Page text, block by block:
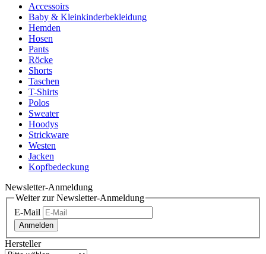
Accessoirs
Baby & Kleinkinderbekleidung
Hemden
Hosen
Pants
Röcke
Shorts
Taschen
T-Shirts
Polos
Sweater
Hoodys
Strickware
Westen
Jacken
Kopfbedeckung
Newsletter-Anmeldung
Weiter zur Newsletter-Anmeldung
E-Mail
Anmelden
Hersteller